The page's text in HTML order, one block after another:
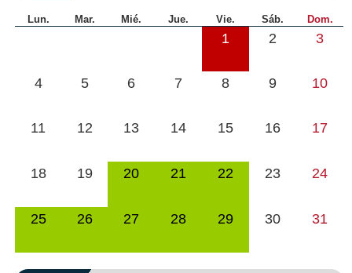
Lun. Mar. Mié. Jue. Vie. Sáb. Dom.
1 2 3
4 5 6 7 8 9 10
11 12 13 14 15 16 17
18 19 20 21 22 23 24
25 26 27 28 29 30 31